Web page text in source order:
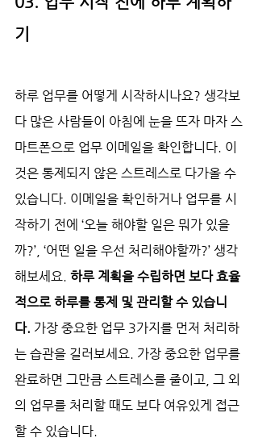
기
하루 업무를 어떻게 시작하시나요? 생각보
다 많은 사람들이 아침에 눈을 뜨자 마자 스
마트폰으로 업무 이메일을 확인합니다. 이
것은 통제되지 않은 스트레스로 다가올 수
있습니다. 이메일을 확인하거나 업무를 시
작하기 전에 ‘오늘 해야할 일은 뭐가 있을
까?’, ‘어떤 일을 우선 처리해야할까?’ 생각
해보세요. 하루 계획을 수립하면 보다 효율
적으로 하루를 통제 및 관리할 수 있습니
다. 가장 중요한 업무 3가지를 먼저 처리하
는 습관을 길러보세요. 가장 중요한 업무를
완료하면 그만큼 스트레스를 줄이고, 그 외
의 업무를 처리할 때도 보다 여유있게 접근
할 수 있습니다.